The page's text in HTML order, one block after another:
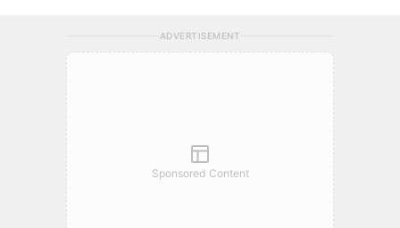
ADVERTISEMENT
Sponsored Content